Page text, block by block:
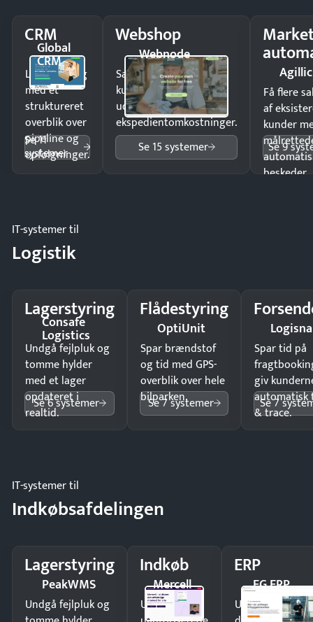
CRM
Global
CRM
Luk flere salg
med et
struktureret
overblik over
pipeline og
opfølgninger.
Se 11
systemer
Webshop
Webnode
Sælg produkter 24/7 til
kunder i hele landet
uden
ekspedientomkostninger.
Se 15 systemer
Agillic
Få flere
af
kunder
beskeder.
Se 9
IT-systemer til
Logistik
Lagerstyring
Consafe
Logistics
Undgå fejlpluk og
tomme hylder
med et lager
opdateret i
realtid.
Se 6 systemer
Flådestyring
OptiUnit
Spar brændstof
og tid med GPS-
overblik over hele
bilparken.
Se 7 systemer
Spar tid på
giv
automatisk
& trace.
Se 7
IT-systemer til
Indkøbsafdelingen
Lagerstyring
PeakWMS
Undgå fejlpluk og
Indkøb
Mercell
Undgå
ERP
EG ERP
Undgå